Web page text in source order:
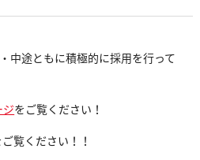
中途ともに積極的に採用を行って
をご覧ください！
覧ください！！